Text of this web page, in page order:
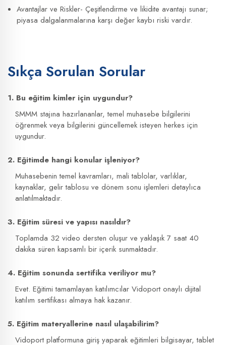
Avantajlar ve Riskler- Çeşitlendirme ve likidite avantajı sunar;
piyasa dalgalanmalarına karşı değer kaybı riski vardır.
Sıkça Sorulan Sorular
1. Bu eğitim kimler için uygundur?
SMMM stajına hazırlananlar, temel muhasebe bilgilerini
öğrenmek veya bilgilerini güncellemek isteyen herkes için
uygundur.
2. Eğitimde hangi konular işleniyor?
Muhasebenin temel kavramları, mali tablolar, varlıklar,
kaynaklar, gelir tablosu ve dönem sonu işlemleri detaylıca
anlatılmaktadır.
3. Eğitim süresi ve yapısı nasıldır?
Toplamda 32 video dersten oluşur ve yaklaşık 7 saat 40
dakika süren kapsamlı bir içerik sunmaktadır.
4. Eğitim sonunda sertifika veriliyor mu?
Evet. Eğitimi tamamlayan katılımcılar Vidoport onaylı dijital
katılım sertifikası almaya hak kazanır.
5. Eğitim materyallerine nasıl ulaşabilirim?
Vidoport platformuna giriş yaparak eğitimleri bilgisayar, tablet